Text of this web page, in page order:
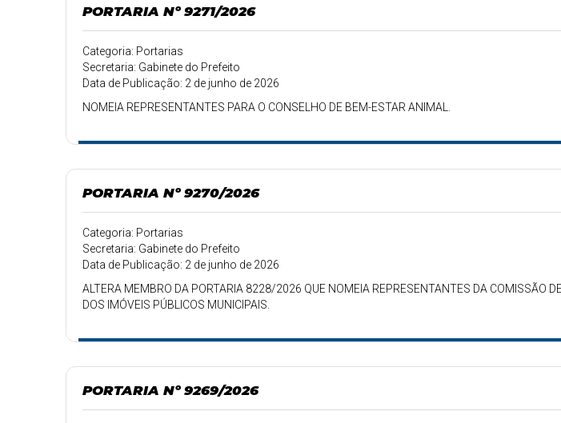
PORTARIA Nº 9271/2026
Categoria: Portarias
Secretaria: Gabinete do Prefeito
Data de Publicação: 2 de junho de 2026
NOMEIA REPRESENTANTES PARA O CONSELHO DE BEM-ESTAR ANIMAL.
PORTARIA Nº 9270/2026
Categoria: Portarias
Secretaria: Gabinete do Prefeito
Data de Publicação: 2 de junho de 2026
ALTERA MEMBRO DA PORTARIA 8228/2026 QUE NOMEIA REPRESENTANTES DA COMISSÃO
DOS IMÓVEIS PÚBLICOS MUNICIPAIS.
PORTARIA Nº 9269/2026